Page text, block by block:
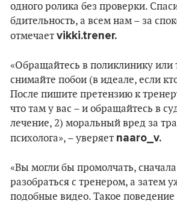
одного ролика без проверки.
бдительность, а всем нам – за
отмечает vikki.trener.
«Обращайтесь в поликлинику или
снимайте побои (в идеале, если
После пишите претензию к
что там у вас – и обращайтесь в
лечение, 2) моральный вред за
психолога», – уверяет naaro_v.
«Вы могли бы промолчать,
разобраться с тренером, а затем
подобные видео. Такое